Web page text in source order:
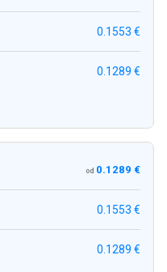
0.1553 €
0.1289 €
od 0.1289 €
0.1553 €
0.1289 €